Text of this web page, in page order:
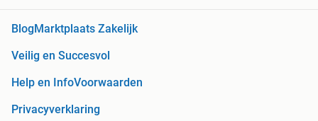
Blog Marktplaats Zakelijk
Veilig en Succesvol
Help en InfoVoorwaarden
Privacyverklaring